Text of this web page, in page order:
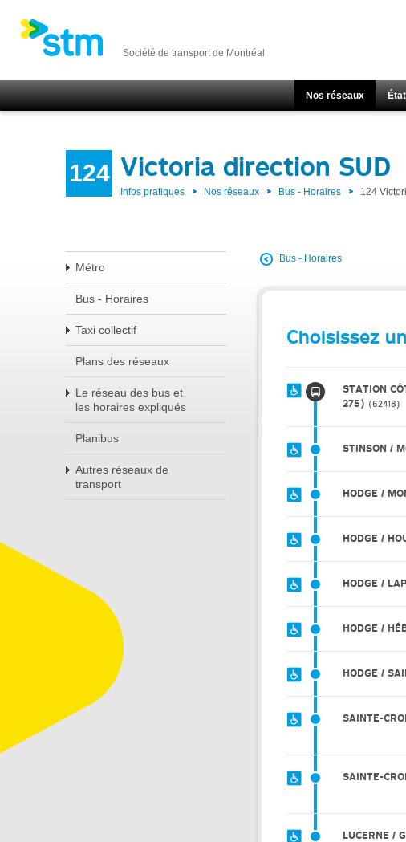
Société de transport de Montréal
Nos réseaux
124 Victoria direction SUD
Infos pratiques Nos réseaux Bus - Horaires 124
Métro
Bus - Horaires
Taxi collectif
Plans des réseaux
Le réseau des bus et
les horaires expliqués
Planibus
Autres réseaux de
transport
Bus - Horaires
Choisissez
STATION
275)
62418
STINSON /
HODGE /
HODGE /
HODGE /
HODGE /
HODGE /
SAINTE-
SAINTE-
LUCERNE /